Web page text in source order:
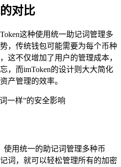
对比
这种使用统一助记词管理多
，传统钱包可能需要为每个币种
这不仅增加了用户的管理成本，
，而imToken的设计则大大简化
产管理的效率。
一样”的安全影响
使用统一的助记词管理多种币
词，就可以轻松管理所有的加密